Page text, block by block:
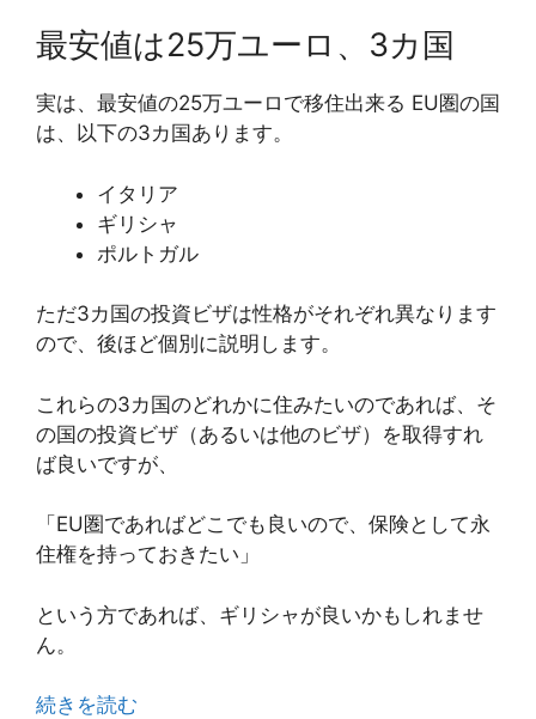
最安値は25万ユーロ、3カ国
実は、最安値の25万ユーロで移住出来る EU圏の国
は、以下の3カ国あります。
イタリア
ギリシャ
ポルトガル
ただ3カ国の投資ビザは性格がそれぞれ異なります
ので、後ほど個別に説明します。
これらの3カ国のどれかに住みたいのであれば、そ
の国の投資ビザ（あるいは他のビザ）を取得すれ
ば良いですが、
「EU圏であればどこでも良いので、保険として永
住権を持っておきたい」
という方であれば、ギリシャが良いかもしれませ
ん。
続きを読む